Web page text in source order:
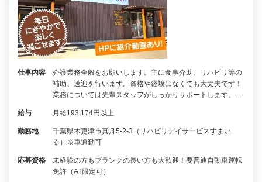
仕事内容
介護業務全般をお願いします。主に食事介助、リハビリ等の
補助、送迎を行います。資格や経験はなくても大丈夫です！
業務については先輩スタッフがしっかりサポートします。…
給与 月給193,174円以上
勤務地
千葉県木更津市真舟5-2-3（リハビリデイサービスすまい
る）※車通勤可
応募資格
未経験の方もブランクの長い方も大歓迎！要普通自動車運転
免許（AT限定可）